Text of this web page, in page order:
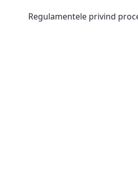
Regulamentele privind